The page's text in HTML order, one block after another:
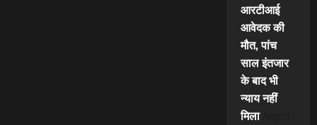
आरटीआई
आवेदक की
मौत, पांच
साल इंतजार
के बाद भी
न्याय नहीं
मिला